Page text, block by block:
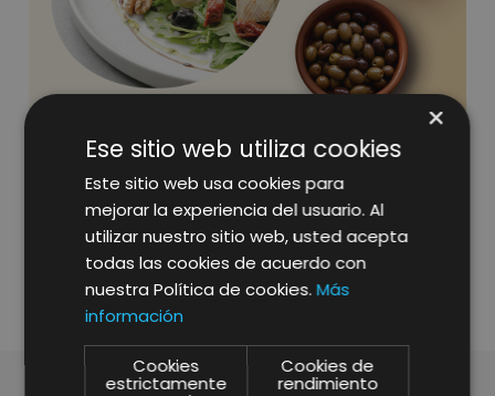
SHARE
×
Ese sitio web utiliza cookies
Este sitio web usa cookies para
mejorar la experiencia del usuario. Al
utilizar nuestro sitio web, usted acepta
todas las cookies de acuerdo con
nuestra Política de cookies.Más
información
Cookies
estrictamente
Cookies de
rendimiento